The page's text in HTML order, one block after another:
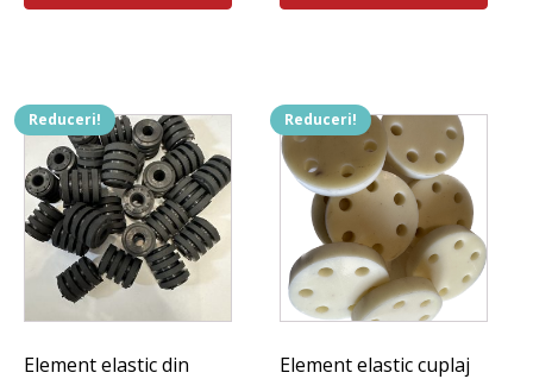
fost:23 lei.
fost: 1.974 lei.
Reduceri!
Element elastic din
Reduceri!
Element elastic cuplaj